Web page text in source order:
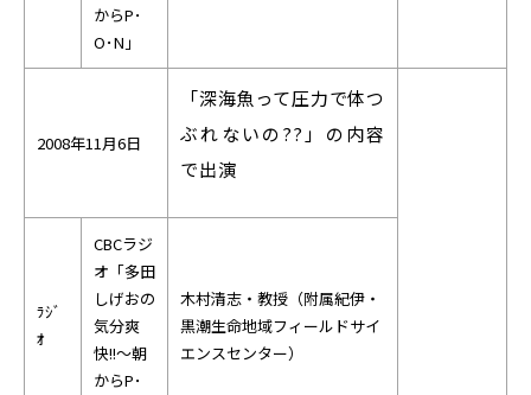
からP･
O･N」
2008年11月6日
「深海魚って圧力で体つ
ぶれないの??」の内容
で出演
ﾗｼﾞ
ｵ
CBCラジ
オ「多田
しげおの
気分爽
快!!～朝
からP･
木村清志・教授（附属紀伊・
黒潮生命地域フィールドサイ
エンスセンター）